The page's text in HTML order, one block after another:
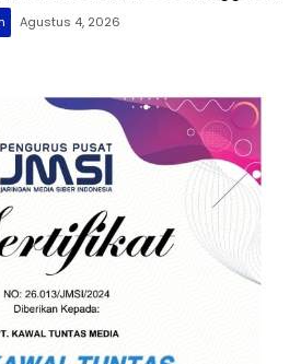
Agustus 4, 2026